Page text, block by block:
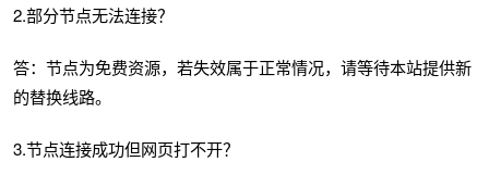
2.部分节点无法连接？
答：节点为免费资源，若失效属于正常情况，请等待本站提供新
的替换线路。
3.节点连接成功但网页打不开？